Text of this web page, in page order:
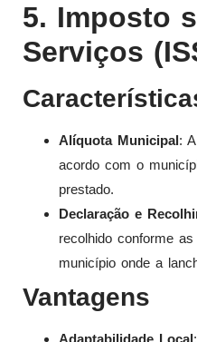
5. Imposto
Serviços
Alíquota Municipal:
acordo com o
prestado.
Declaração e
recolhido conforme
município onde a
Vantagens